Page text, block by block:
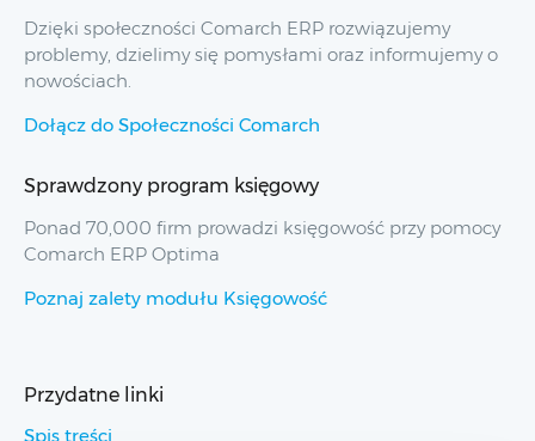
Dzięki społeczności Comarch ERP rozwiązujemy
problemy, dzielimy się pomysłami oraz informujemy o
nowościach.
Dołącz do Społeczności Comarch
Sprawdzony program księgowy
Ponad 70,000 firm prowadzi księgowość przy pomocy
Comarch ERP Optima
Poznaj zalety modułu Księgowość
Przydatne linki
Spis treści